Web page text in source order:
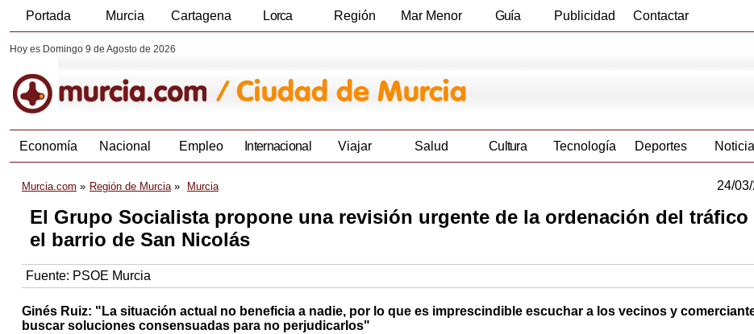
Portada Murcia Cartagena Lorca Región Mar Menor Guía Publicidad Contactar
Hoy es Domingo 9 de Agosto de 2026
Economía Nacional Empleo Internacional Viajar Salud Cultura Tecnología Deportes
Murcia.com Región de Murcia Murcia 24/
El Grupo Socialista propone una revisión urgente de la ordenación del tráfico
el barrio de San Nicolás
Fuente: PSOE Murcia
Ginés Ruiz: "La situación actual no beneficia a nadie, por lo que es imprescindible escuchar a los vecinos y
buscar soluciones consensuadas para no perjudicarlos"